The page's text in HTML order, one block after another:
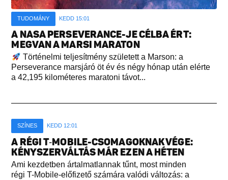
TUDOMÁNY KEDD 15:01
A NASA PERSEVERANCE-JE CÉLBA ÉRT:
MEGVAN A MARSI MARATON
Történelmi teljesítmény született a Marson: a
Perseverance marsjáró öt év és négy hónap után elérte
a 42,195 kilométeres maratoni távot...
SZÍNES KEDD 12:01
A RÉGI T‑MOBILE-CSOMAGOKNAK VÉGE:
KÉNYSZERVÁLTÁS MÁR EZEN A HÉTEN
Ami kezdetben ártalmatlannak tűnt, most minden
régi T-Mobile-előfizető számára valódi változás: a